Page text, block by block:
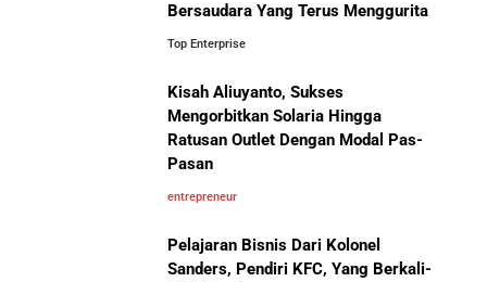
Bisnis-Bisnis dan Pendapatan
Achraf Hakimi, Bintang Sepak
Bola Asal Maroko yang
Menaklukkan Eropa
Jangan Mau Selamanya Jadi Karyawan! Saatnya
Menjadi Pengusaha dan Mengubah Hidup Anda
Panduan Lengkap Membangun Pasar Ekspor: Cara
UMKM Indonesia Menembus Pasar Global
5 Pengusaha Pribumi Tersukses Dalam Bisnis
Lima Salesman Dunia yang Menjadi Miliarder Sukses
Bersaudara Yang Terus Menggurita
Top Enterprise
Kisah Aliuyanto, Sukses
Mengorbitkan Solaria Hingga
Ratusan Outlet Dengan Modal Pas-
Pasan
entrepreneur
Pelajaran Bisnis Dari Kolonel
Sanders, Pendiri KFC, Yang Berkali-